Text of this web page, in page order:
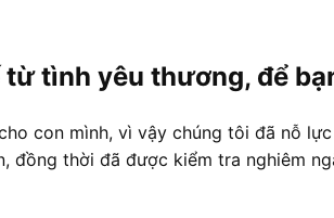
tình yêu thương, để
con mình, vì vậy chúng tôi đã nỗ
đồng thời đã được kiểm tra nghiêm